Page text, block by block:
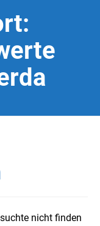
nicht finden